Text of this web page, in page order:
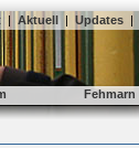
| Aktuell | Updates |
Fehmarn